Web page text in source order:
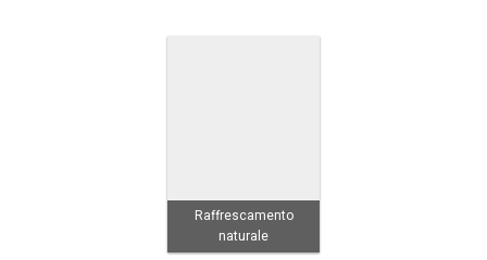
Raffrescamento
naturale